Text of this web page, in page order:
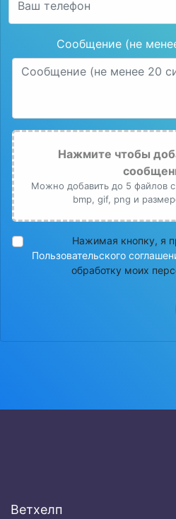
Сообщение (не
Нажмите чтобы
Можно добавить до 5 файлов
bmp, gif, png и
Нажимая кнопку, я
Пользовательского
обработку моих
Ветхелп